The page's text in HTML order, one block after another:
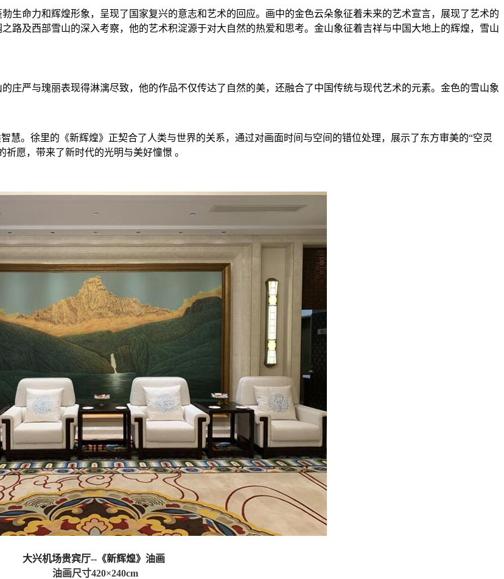
生命力和辉煌形象，呈现了国家复兴的意志和艺术的回应。画中的金色云朵象征着未来的艺术宣言，展现了艺术的
路及西部雪山的深入考察，他的艺术积淀源于对大自然的热爱和思考。金山象征着吉祥与中国大地上的辉煌，雪山
庄严与瑰丽表现得淋漓尽致，他的作品不仅传达了自然的美，还融合了中国传统与现代艺术的元素。金色的雪山象
慧。徐里的《新辉煌》正契合了人类与世界的关系，通过对画面时间与空间的错位处理，展示了东方审美的“空灵
愿，带来了新时代的光明与美好憧憬 。
大兴机场贵宾厅--《新辉煌》油画
油画尺寸420×240cm